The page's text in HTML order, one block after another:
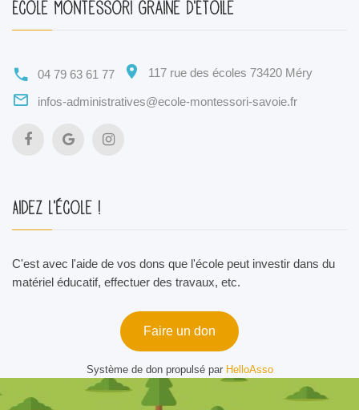
Ecole Montessori Graine d'Etoile
04 79 63 61 77 117 rue des écoles 73420 Méry
infos-administratives@ecole-montessori-savoie.fr
Aidez l'école !
C'est avec l'aide de vos dons que l'école peut investir dans du
matériel éducatif, effectuer des travaux, etc.
Faire un don
Système de don propulsé par HelloAsso